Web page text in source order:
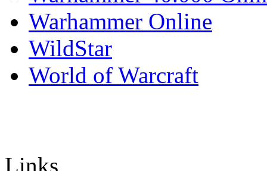
Warhammer Online
WildStar
World of Warcraft
Links